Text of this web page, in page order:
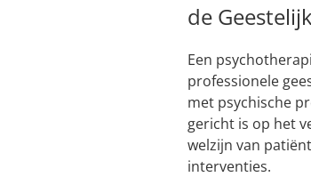
de
Een
professionele
met psychische
gericht is op het
welzijn van
interventies.